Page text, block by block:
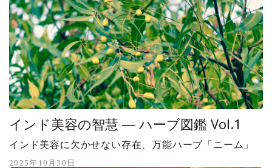
インド美容の智慧 ― ハーブ図鑑 Vol.1
インド美容に欠かせない存在、万能ハーブ「ニーム」
2025年10月30日